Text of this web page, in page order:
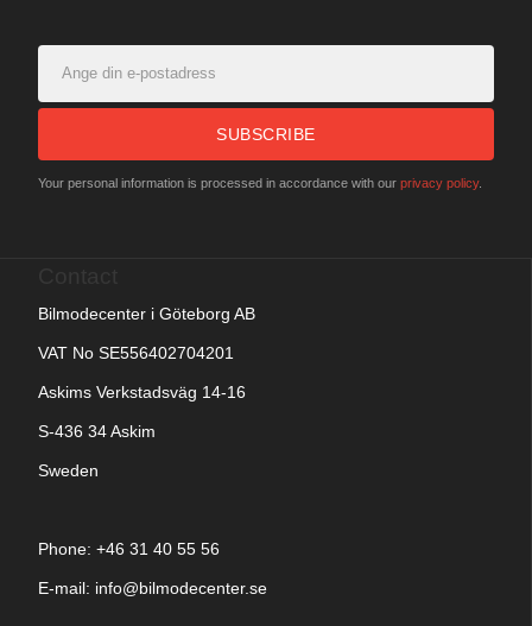
SUBSCRIBE
Your personal information is processed in accordance with our privacy policy.
Bilmodecenter i Göteborg AB
VAT No SE556402704201
Askims Verkstadsväg 14-16
S-436 34 Askim
Sweden
Phone: +46 31 40 55 56
E-mail: info@bilmodecenter.se